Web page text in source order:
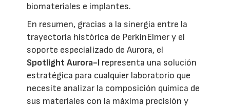
biomateriales e implantes.
En resumen, gracias a la sinergia entre la
trayectoria histórica de PerkinElmer y el
soporte especializado de Aurora, el
Spotlight Aurora-I representa una solución
estratégica para cualquier laboratorio que
necesite analizar la composición química de
sus materiales con la máxima precisión y